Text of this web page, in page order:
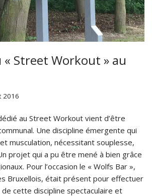
« Street Workout » au
2016
au Street Workout vient d’être
Une discipline émergente qui
musculation, nécessitant souplesse,
projet qui a pu être mené à bien grâce
Pour l’occasion le « Wolfs Bar »,
Bruxellois, était présent pour effectuer
cette discipline spectaculaire et